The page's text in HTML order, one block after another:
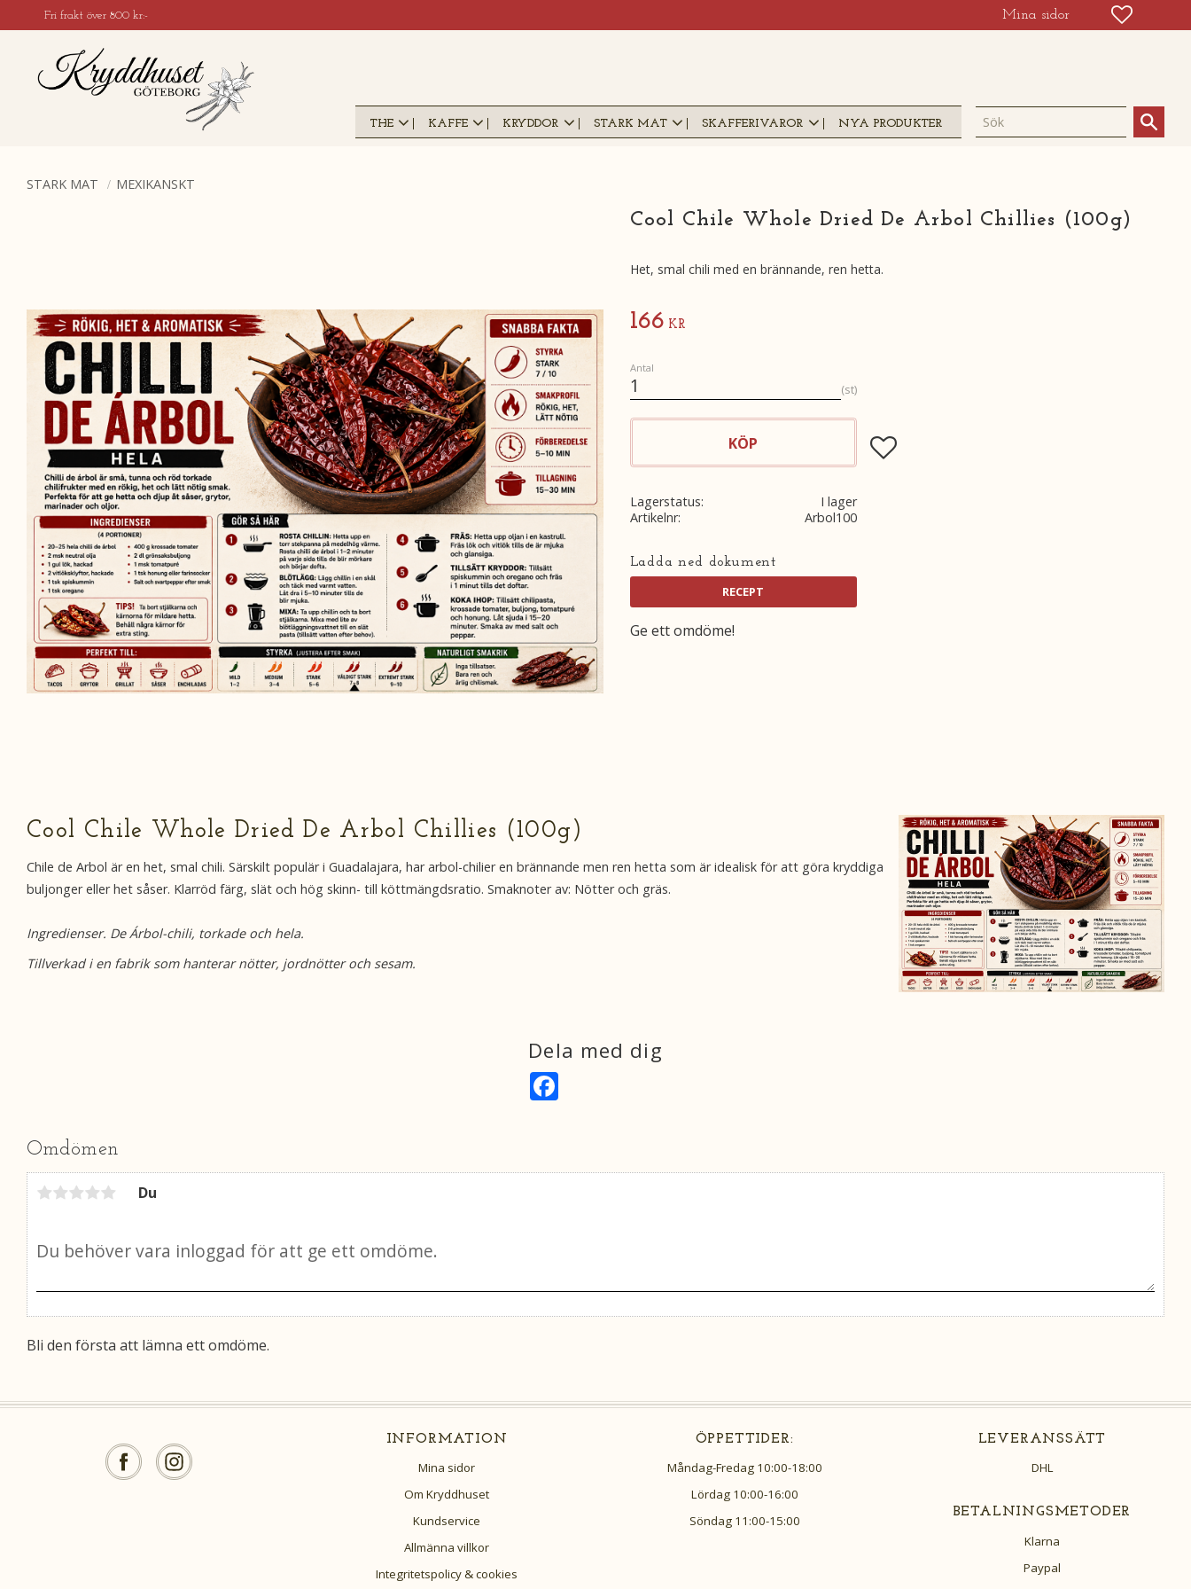
Fri frakt över 800 kr:- Mina sidor
THE KAFFE KRYDDOR STARK MAT SKAFFERIVAROR NYA PRODUKTER
STARK MAT MEXIKANSKT
Cool Chile Whole Dried De Arbol Chillies (100g)
Het, smal chili med en brännande, ren hetta.
166 KR
Antal
st
KÖP Lägg till i favoriter
Lagerstatus
I lager
Artikelnr
Arbol100
Ladda ned dokument
Ge ett omdöme!
Cool Chile Whole Dried De Arbol Chillies (100g)
Chile de Arbol är en het, smal chili. Särskilt populär i Guadalajara, har arbol-chilier en brännande men ren hetta som är idealisk för att göra kryddiga
buljonger eller het såser. Klarröd färg, slät och hög skinn- till köttmängdsratio. Smaknoter av: Nötter och gräs.
Ingredienser. De Árbol-chili, torkade och hela.
Tillverkad i en fabrik som hanterar nötter, jordnötter och sesam.
Dela med dig
k
Omdömen
Du
Bli den första att lämna ett omdöme.
INFORMATION
Mina sidor
Om Kryddhuset
Kundservice
Allmänna villkor
Integritetspolicy & cookies
ÖPPETTIDER:
Måndag-Fredag 10:00-18:00
Lördag 10:00-16:00
Söndag 11:00-15:00
LEVERANSSÄTT
DHL
BETALNINGSMETODER
Klarna
Paypal